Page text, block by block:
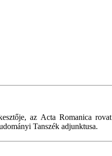
az Acta Romanica rovat
Tanszék adjunktusa.